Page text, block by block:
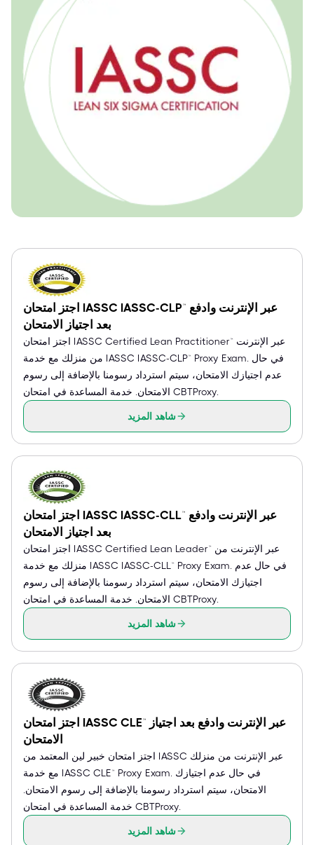
اجتز امتحان IASSC IASSC-CLP™ عبر الإنترنت وادفع
بعد اجتياز الامتحان
اجتز امتحان IASSC Certified Lean Practitioner™ عبر الإنترنت
من منزلك مع خدمة IASSC IASSC-CLP™ Proxy Exam. في حال
عدم اجتيازك الامتحان، سيتم استرداد رسومنا بالإضافة إلى رسوم
الامتحان. خدمة المساعدة في امتحان CBTProxy.
شاهد المزيد
اجتز امتحان IASSC IASSC-CLL™ عبر الإنترنت وادفع
بعد اجتياز الامتحان
اجتز امتحان IASSC Certified Lean Leader™ عبر الإنترنت من
منزلك مع خدمة IASSC IASSC-CLL™ Proxy Exam. في حال عدم
اجتيازك الامتحان، سيتم استرداد رسومنا بالإضافة إلى رسوم
الامتحان. خدمة المساعدة في امتحان CBTProxy.
شاهد المزيد
اجتز امتحان IASSC CLE™ عبر الإنترنت وادفع بعد اجتياز
الامتحان
اجتز امتحان خبير لين المعتمد من IASSC عبر الإنترنت من منزلك
مع خدمة IASSC CLE™ Proxy Exam. في حال عدم اجتيازك
الامتحان، سيتم استرداد رسومنا بالإضافة إلى رسوم الامتحان.
خدمة المساعدة في امتحان CBTProxy.
شاهد المزيد